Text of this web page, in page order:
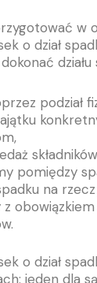
w
o dział
działu
podział
pomiędzy
na
obowiązkiem
o dział
jeden dla